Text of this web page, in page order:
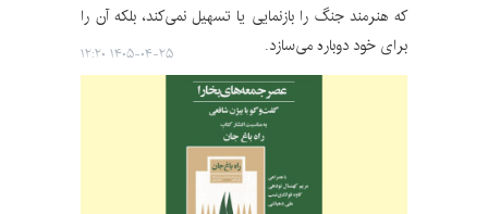
که هنرمند جنگ را بازنمایی یا تسهیل نمی‌کند، بلکه آن را
برای خود دوباره می‌سازد.
۱۴۰۵-۰۴-۲۵ ۱۲:۲۰